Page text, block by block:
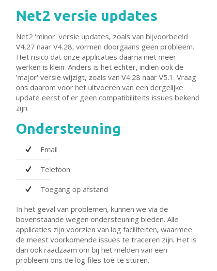
Net2 versie updates
Net2 'minor' versie updates, zoals van bijvoorbeeld
V4.27 naar V4.28, vormen doorgaans geen probleem.
Het risico dat onze applicaties daarna niet meer
werken is klein. Anders is het echter, indien ook de
'major' versie wijzigt, zoals van V4.28 naar V5.1. Vraag
ons daarom voor het uitvoeren van een dergelijke
update eerst of er geen compatibiliteits issues bekend
zijn.
Ondersteuning
Email
Telefoon
Toegang op afstand
In het geval van problemen, kunnen we via de
bovenstaande wegen ondersteuning bieden. Alle
applicaties zijn voorzien van log faciliteiten, waarmee
de meest voorkomende issues te traceren zijn. Het is
dan ook raadzaam om bij het melden van een
probleem ons de log files toe te sturen.